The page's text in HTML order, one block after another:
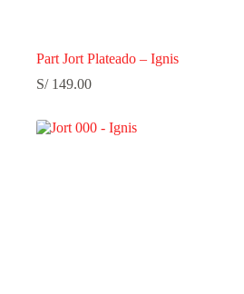
Part Jort Plateado – Ignis
S/149.00